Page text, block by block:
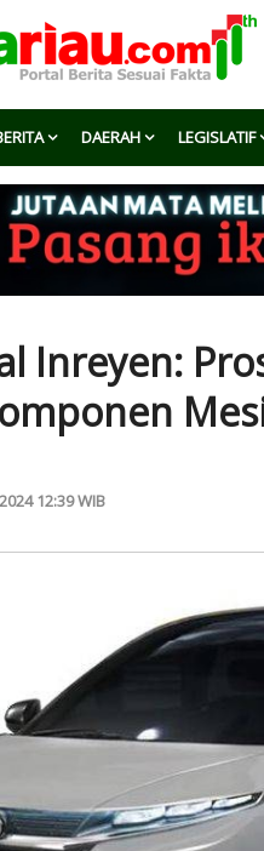
DAERAH LEGISLATIF
Inreyen:
12:39 WIB